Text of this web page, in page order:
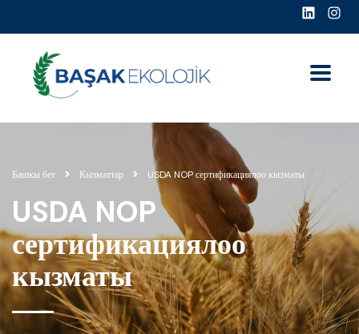
Башкы бет Кызматтар USDA NOP сертификациялоо кызматы
USDA NOP
сертификациялоо
кызматы